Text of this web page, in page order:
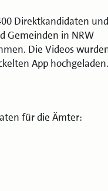
Direktkandidaten
Gemeinden in NRW
Die Videos
App hochgeladen.
für die Ämter: